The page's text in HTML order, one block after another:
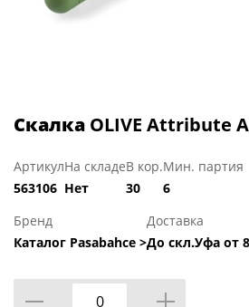
Скалка OLIVE Attribute
Артикул
563106
На складе
Нет
В кор.
30
Мин. партия
6
Бренд
Каталог Pasabahce >
Доставка
До скл.Уфа от